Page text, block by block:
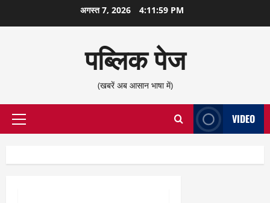
सामग्री
अगस्त 7, 2026 4:12:00 PM
पब्लिक पेज
(खबरें अब आसान भाषा में)
प्राथमिक
VIDEO